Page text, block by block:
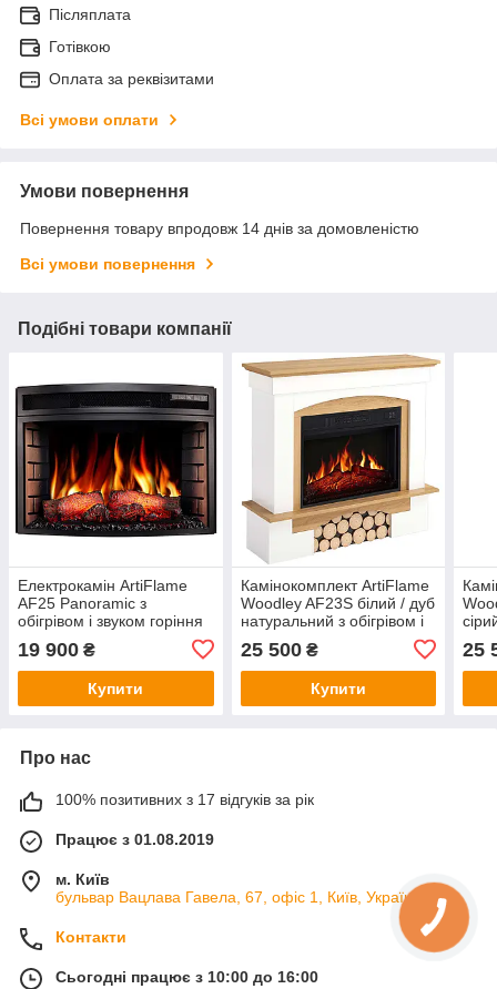
Післяплата
Готівкою
Оплата за реквізитами
Всі умови оплати
Умови повернення
Повернення товару впродовж 14 днів за домовленістю
Всі умови повернення
Подібні товари компанії
Електрокамін ArtiFlame
AF25 Panoramic з
обігрівом і звуком горіння
19 900 ₴
Купити
Камінокомплект ArtiFlame
Woodley AF23S білий / дуб
натуральний з обігрівом і
25 500₴
Купити
25
Про нас
100% позитивних з 17 відгуків за рік
Працює з 01.08.2019
м. Київ
бульвар Вацлава Гавела, 67, офіс 1, Київ, Україна
Контакти
Сьогодні працює з 10:00 до 16:00